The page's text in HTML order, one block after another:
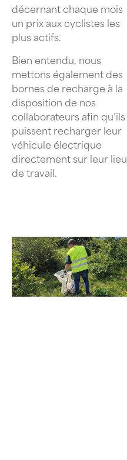
décernant chaque mois
un prix aux cyclistes les
plus actifs.
Bien entendu, nous
mettons également des
bornes de recharge à la
disposition de nos
collaborateurs afin qu’ils
puissent recharger leur
véhicule électrique
directement sur leur lieu
de travail.